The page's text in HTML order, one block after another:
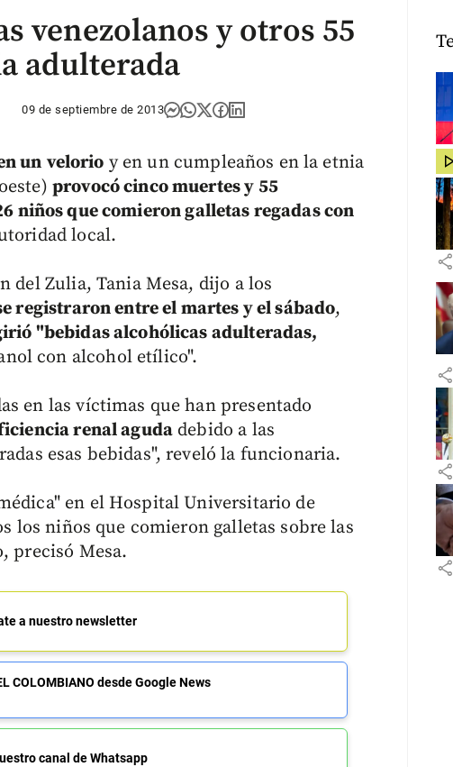
venezolanos y otros 55
adulterada
09 de septiembre de 2013
un velorio y en un cumpleaños en la etnia
provocó cinco muertes y 55
niños que comieron galletas regadas con
local.
del Zulia, Tania Mesa, dijo a los
registraron entre el martes y el sábado,
"bebidas alcohólicas adulteradas,
con alcohol etílico".
en las víctimas que han presentado
renal aguda debido a las
esas bebidas", reveló la funcionaria.
en el Hospital Universitario de
los niños que comieron galletas sobre las
precisó Mesa.
a nuestro newsletter
COLOMBIANO desde Google News
canal de Whatsapp
share
share
share
share
share